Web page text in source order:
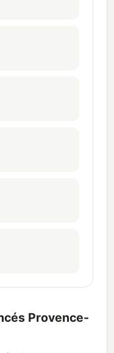
Provence-